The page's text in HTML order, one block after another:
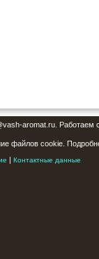
aromat.ru. Работаем
файлов cookie.
| Контактные данные